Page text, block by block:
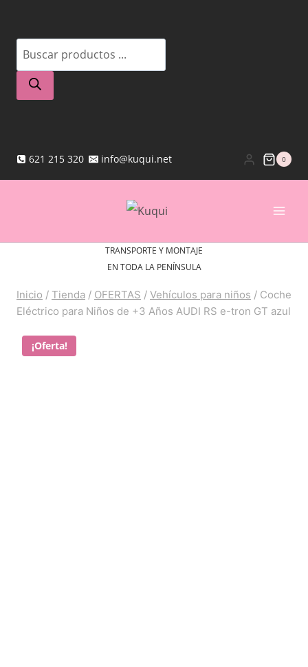
contenido
Búsqueda
de
productos
621 215 320 info@kuqui.net 0
TRANSPORTE Y MONTAJE
EN TODA LA PENÍNSULA
Inicio / Tienda / OFERTAS / Vehículos para niños / Coche
Eléctrico para Niños de +3 Años AUDI RS e-tron GT azul
¡Oferta!